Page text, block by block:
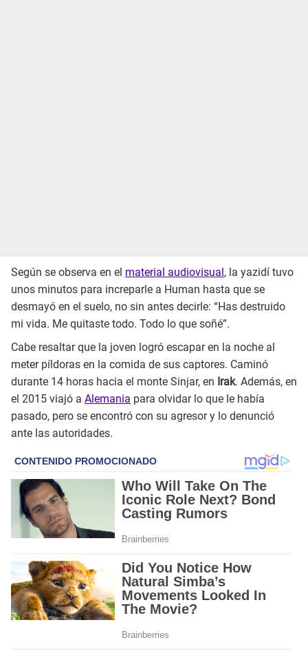
Según se observa en el material audiovisual, la yazidí tuvo
unos minutos para increparle a Human hasta que se
desmayó en el suelo, no sin antes decirle: “Has destruido
mi vida. Me quitaste todo. Todo lo que soñé”.
Cabe resaltar que la joven logró escapar en la noche al
meter píldoras en la comida de sus captores. Caminó
durante 14 horas hacia el monte Sinjar, en Irak. Además, en
el 2015 viajó a Alemania para olvidar lo que le había
pasado, pero se encontró con su agresor y lo denunció
ante las autoridades.